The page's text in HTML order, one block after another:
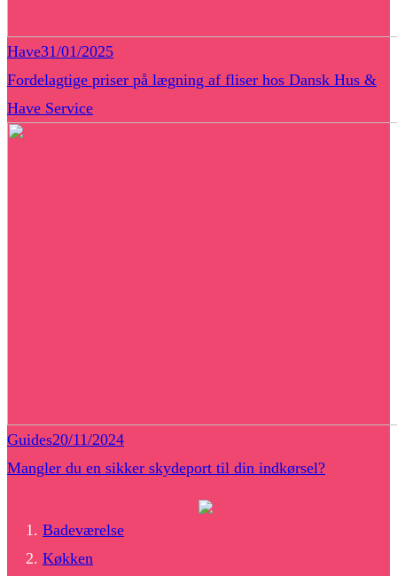
Have31/01/2025
Fordelagtige priser på lægning af fliser hos Dansk Hus &
Have Service
Guides20/11/2024
Mangler du en sikker skydeport til din indkørsel?
Badeværelse
Køkken